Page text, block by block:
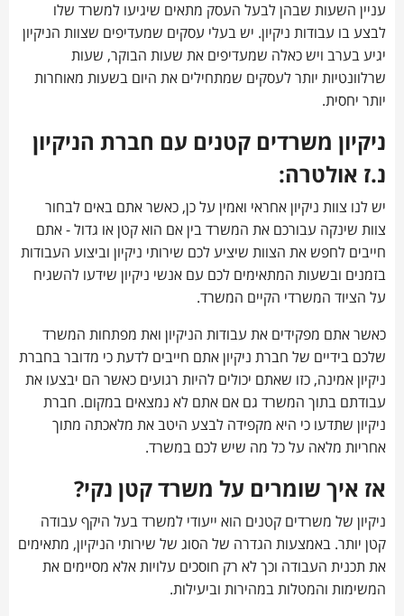
עניין השעות שבהן לבעל העסק מתאים שיגיעו למשרד שלו
לבצע בו עבודות ניקיון. יש בעלי עסקים שמעדיפים שצוות הניקיון
יגיע בערב ויש כאלה שמעדיפים את שעות הבוקר, שעות
שרלוונטיות יותר לעסקים שמתחילים את היום בשעות מאוחרות
יותר יחסית.
ניקיון משרדים קטנים עם חברת הניקיון
נ.ז אולטרה:
יש לנו צוות ניקיון אחראי ואמין על כן, כאשר אתם באים לבחור
צוות שינקה עבורכם את המשרד בין אם הוא קטן או גדול - אתם
חייבים לחפש את הצוות שיציע לכם שירותי ניקיון וביצוע העבודות
בזמנים ובשעות המתאימים לכם עם אנשי ניקיון שידעו להשגיח
על הציוד המשרדי הקיים המשרד.
כאשר אתם מפקידים את עבודות הניקיון ואת מפתחות המשרד
שלכם בידיים של חברת ניקיון אתם חייבים לדעת כי מדובר בחברת
ניקיון אמינה, כזו שאתם יכולים להיות רגועים כאשר הם יבצעו את
עבודתם בתוך המשרד גם אם אתם לא נמצאים במקום. חברת
ניקיון שתדעו כי היא מקפידה לבצע היטב את מלאכתה מתוך
אחריות מלאה על כל מה שיש לכם במשרד.
אז איך שומרים על משרד קטן נקי?
ניקיון של משרדים קטנים הוא ייעודי למשרד בעל היקף עבודה
קטן יותר. באמצעות הגדרה של הסוג של שירותי הניקיון, מתאימים
את תכנית העבודה וכך לא רק חוסכים עלויות אלא מסיימים את
המשימות והמטלות במהירות וביעילות.